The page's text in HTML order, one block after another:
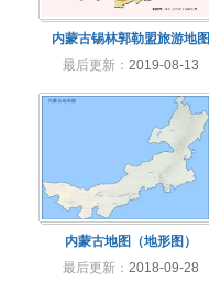
内蒙古锡林郭勒盟旅游地图
最后更新： 2019-08-13
内蒙古地图（地形图）
最后更新： 2018-09-28